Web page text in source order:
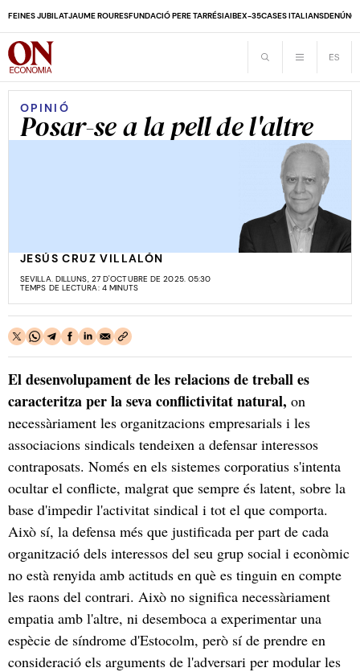
FEINES JUBILATJAUME ROURESFUNDACIÓ PERE TARRÉSIAIBEX-35CASES ITALIANS
OPINIÓ
Posar-se a la pell de l'altre
JESÚS CRUZ VILLALÓN
SEVILLA. DILLUNS, 27 D'OCTUBRE DE 2025. 05:30
TEMPS DE LECTURA: 4 MINUTS
El desenvolupament de les relacions de treball es
caracteritza per la seva conflictivitat natural, on
necessàriament les organitzacions empresarials i les
associacions sindicals tendeixen a defensar interessos
contraposats. Només en els sistemes corporatius s'intenta
ocultar el conflicte, malgrat que sempre és latent, sobre la
base d'impedir l'activitat sindical i tot el que comporta.
Això sí, la defensa més que justificada per part de cada
organització dels interessos del seu grup social i econòmic
no està renyida amb actituds en què es tinguin en compte
les raons del contrari. Això no significa necessàriament
empatia amb l'altre, ni desemboca a experimentar una
espècie de síndrome d'Estocolm, però sí de prendre en
consideració els arguments de l'adversari per modular les